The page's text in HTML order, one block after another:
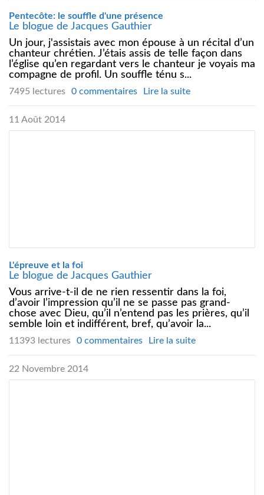
Pentecôte: le souffle d'une présence
Le blogue de Jacques Gauthier
Un jour, j'assistais avec mon épouse à un récital d’un
chanteur chrétien. J’étais assis de telle façon dans
l’église qu’en regardant vers le chanteur je voyais ma
compagne de profil. Un souffle ténu s...
7495 lectures 0 commentaires Lire la suite
11 Août 2014
L'épreuve et la foi
Le blogue de Jacques Gauthier
Vous arrive-t-il de ne rien ressentir dans la foi,
d’avoir l’impression qu’il ne se passe pas grand-
chose avec Dieu, qu’il n’entend pas les prières, qu’il
semble loin et indifférent, bref, qu’avoir la...
11393 lectures 0 commentaires Lire la suite
22 Novembre 2014